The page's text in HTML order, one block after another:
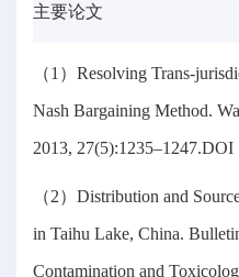
主要论文
（1）Resolving Trans-
Nash Bargaining Method.
2013, 27(5):1235–1247.DOI
（2）Distribution and
in Taihu Lake, China.
Contamination and